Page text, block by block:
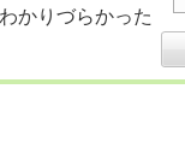
かりづらかった